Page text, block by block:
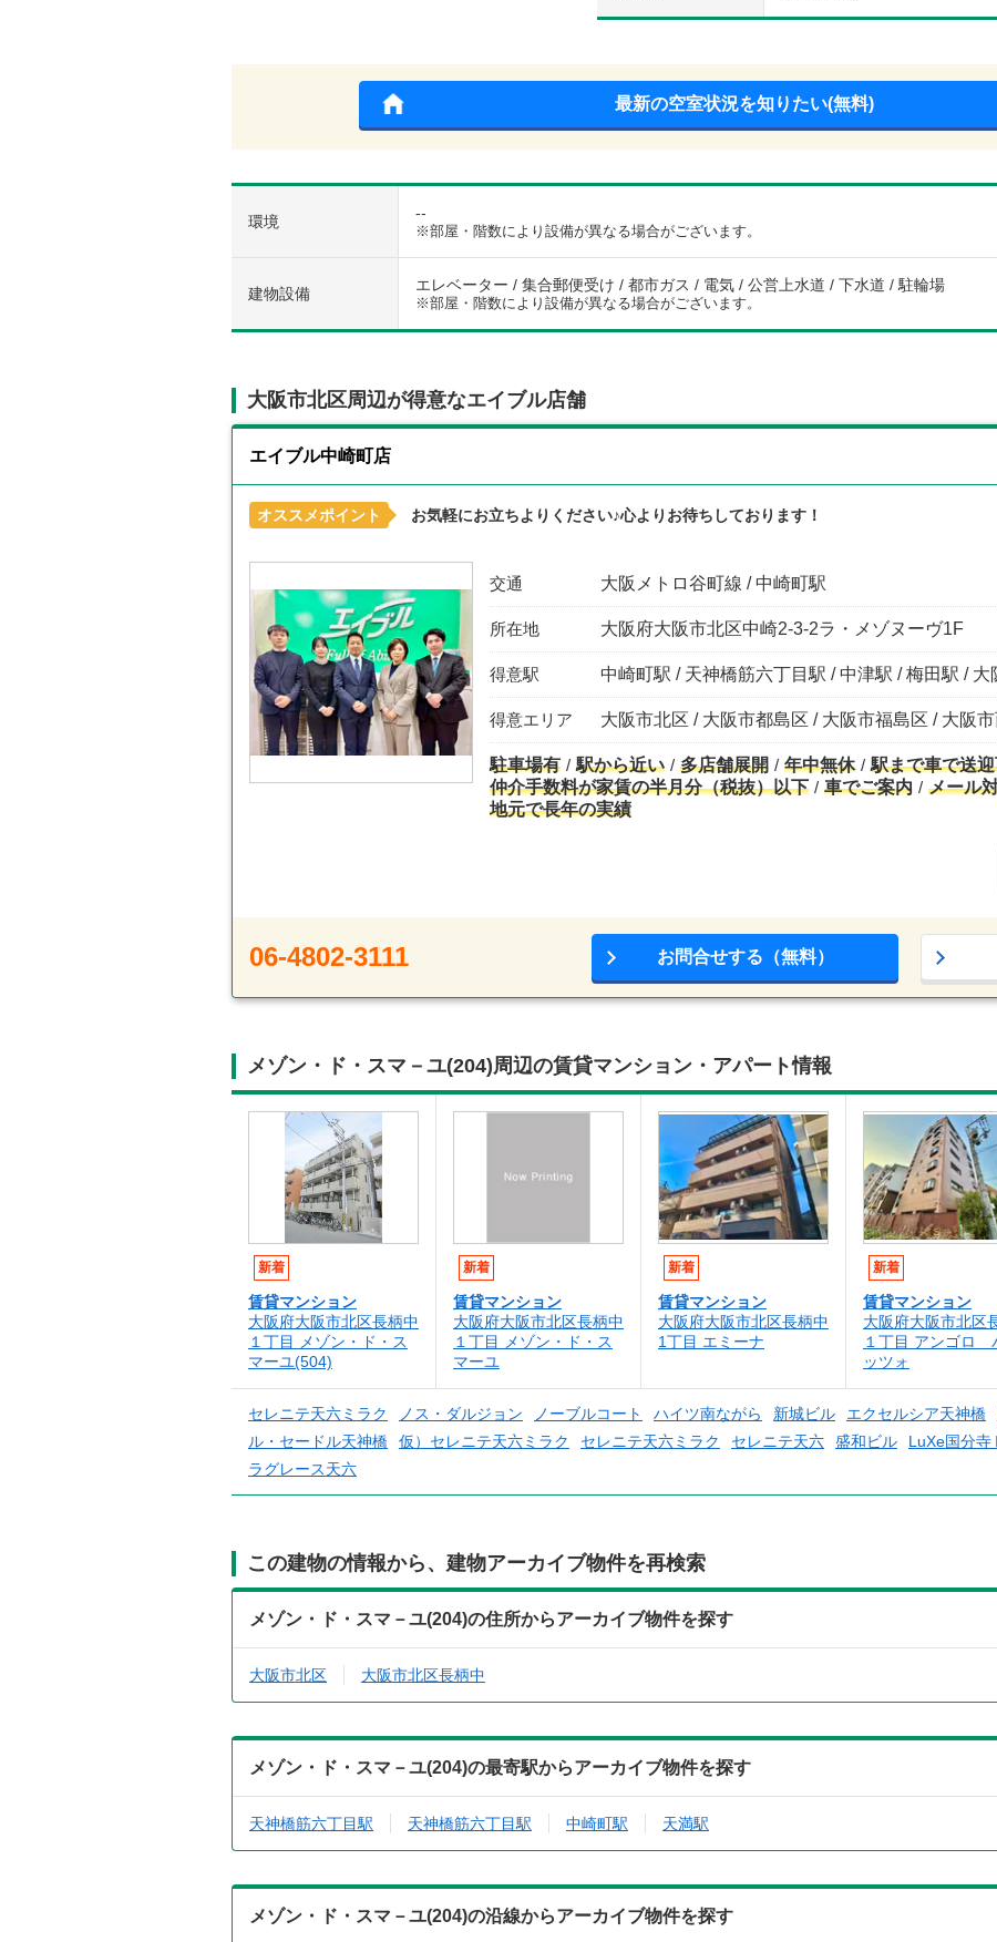
最新の空室状況を知りたい(無料)
環境 --
※部屋・階数により設備が異なる場合がございます。
建物設備 エレベーター / 集合郵便受け / 都市ガス / 電気 / 公営上水道 / 下水道 / 駐輪場
※部屋・階数により設備が異なる場合がございます。
大阪市北区周辺が得意なエイブル店舗
エイブル中崎町店
オススメポイント お気軽にお立ちよりください♪心よりお待ちしております！
交通 大阪メトロ谷町線 / 中崎町駅
所在地 大阪府大阪市北区中崎2-3-2ラ・メゾヌーヴ1F
得意駅 中崎町駅 / 天神橋筋六丁目駅 / 中津駅 / 梅田駅 / 大
得意エリア 大阪市北区 / 大阪市都島区 / 大阪市福島区 / 大阪
駐車場有 駅から近い 多店舗展開 年中無休
駅まで車で送
仲介手数料が家賃の半月分（税抜）以下
車でご案内 メール
地元で長年の実績
06-4802-3111 お問合せする（無料）
メゾン・ド・スマ－ユ(204)周辺の賃貸マンション・アパート情報
新着
賃貸マンション
大阪府大阪市北区長柄中
１丁目 メゾン・ド・ス
マーユ(504)
新着
賃貸マンション
大阪府大阪市北区長柄中
１丁目 メゾン・ド・ス
マーユ
新着
賃貸マンション
大阪府大阪市北区長柄中
1丁目 エミーナ
新着
賃貸マンション
大阪府大阪市北区
１丁目 アンゴロ
ッツォ
セレニテ天六ミラク ノス・ダルジョン ノーブルコート ハイツ南ながら 新城ビル エクセルシア天神橋
ル・セードル天神橋
仮）セレニテ天六ミラク セレニテ天六ミラク セレニテ天六 盛和ビル LuXe国分寺
ラグレース天六
この建物の情報から、建物アーカイブ物件を再検索
メゾン・ド・スマ－ユ(204)の住所からアーカイブ物件を探す
大阪市北区 大阪市北区長柄中
メゾン・ド・スマ－ユ(204)の最寄駅からアーカイブ物件を探す
天神橋筋六丁目駅 天神橋筋六丁目駅 中崎町駅 天満駅
メゾン・ド・スマ－ユ(204)の沿線からアーカイブ物件を探す